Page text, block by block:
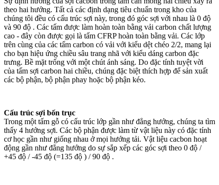
theo hai hướng. Tất cả các định dạng tiêu chuẩn trong kho của
chúng tôi đều có cấu trúc sợi này, trong đó góc sợi với nhau là 0 độ
và 90 độ . Các tấm được làm hoàn toàn bằng vải carbon chất lượng
cao - đây còn được gọi là tấm CFRP hoàn toàn bằng vải. Các lớp
trên cùng của các tấm carbon có vải với kiểu dệt chéo 2/2, mang lại
cho bạn hiệu ứng chiều sâu trang nhã với kiểu dáng carbon đặc
trưng. Bề mặt trống với một chút ánh sáng. Do đặc tính tuyệt vời
của tấm sợi carbon hai chiều, chúng đặc biệt thích hợp để sản xuất
các bộ phận, bộ phận phay hoặc bộ phận kéo.
Cấu trúc sợi bốn trục
Trong một tấm gỗ có cấu trúc lớp gần như đẳng hướng, chúng ta tìm
thấy 4 hướng sợi. Các bộ phận được làm từ vật liệu này có đặc tính
cơ học gần như giống nhau ở mọi hướng tải. Vật liệu cacbon hoạt
động gần như đẳng hướng do sự sắp xếp các góc sợi theo 0 độ /
+45 độ / -45 độ (=135 độ ) / 90 độ .